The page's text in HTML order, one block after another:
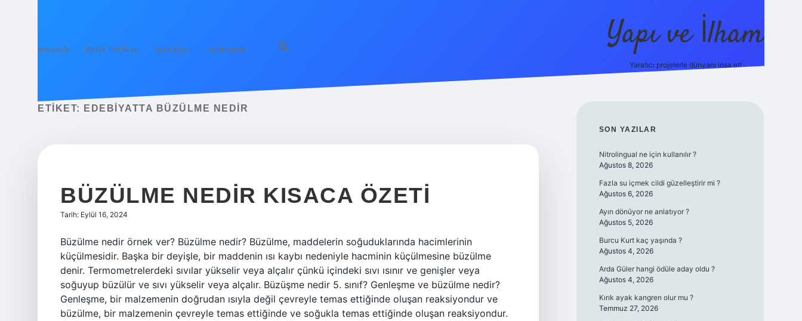
Anasayfa Gizlilik Politikası Yasal Uyarı Hakkımızda Yapı ve İlham
Yaratıcı projelerle dünyanı inşa et!
ETIKET: EDEBIYATTA BÜZÜLME NEDIR
BÜZÜLME NEDIR KISACA ÖZETI
Tarih: Eylül 16, 2024
Büzülme nedir örnek ver? Büzülme nedir? Büzülme, maddelerin soğuduklarında hacimlerinin
küçülmesidir. Başka bir deyişle, bir maddenin ısı kaybı nedeniyle hacminin küçülmesine büzülme
denir. Termometrelerdeki sıvılar yükselir veya alçalır çünkü içindeki sıvı ısınır ve genişler veya
soğuyup büzülür ve sıvı yükselir veya alçalır. Büzüşme nedir 5. sınıf? Genleşme ve büzülme nedir?
Genleşme, bir malzemenin doğrudan ısıyla değil çevreyle temas ettiğinde oluşan reaksiyondur ve
büzülme, bir malzemenin çevreyle temas ettiğinde ve soğukla ​​temas ettiğinde oluşan reaksiyondur.
SIDEBAR
SON YAZILAR
Nitrolingual ne için kullanılır ?
Ağustos 8, 2026
Fazla su içmek cildi güzelleştirir mi ?
Ağustos 6, 2026
Ayın dönüyor ne anlatıyor ?
Ağustos 5, 2026
Burcu Kurt kaç yaşında ?
Ağustos 4, 2026
Arda Güler hangi ödüle aday oldu ?
Ağustos 4, 2026
Kırık ayak kangren olur mu ?
Temmuz 27, 2026